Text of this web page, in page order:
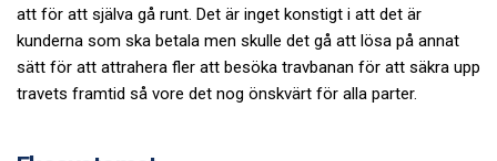
att för att själva gå runt. Det är inget konstigt i att det är
kunderna som ska betala men skulle det gå att lösa på annat
sätt för att attrahera fler att besöka travbanan för att säkra upp
travets framtid så vore det nog önskvärt för alla parter.